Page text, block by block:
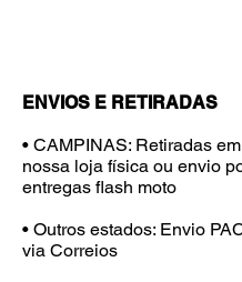
ENVIOS E RETIRADAS
• CAMPINAS: Retiradas
nossa loja física ou envio
entregas flash moto
• Outros estados: Envio
via Correios